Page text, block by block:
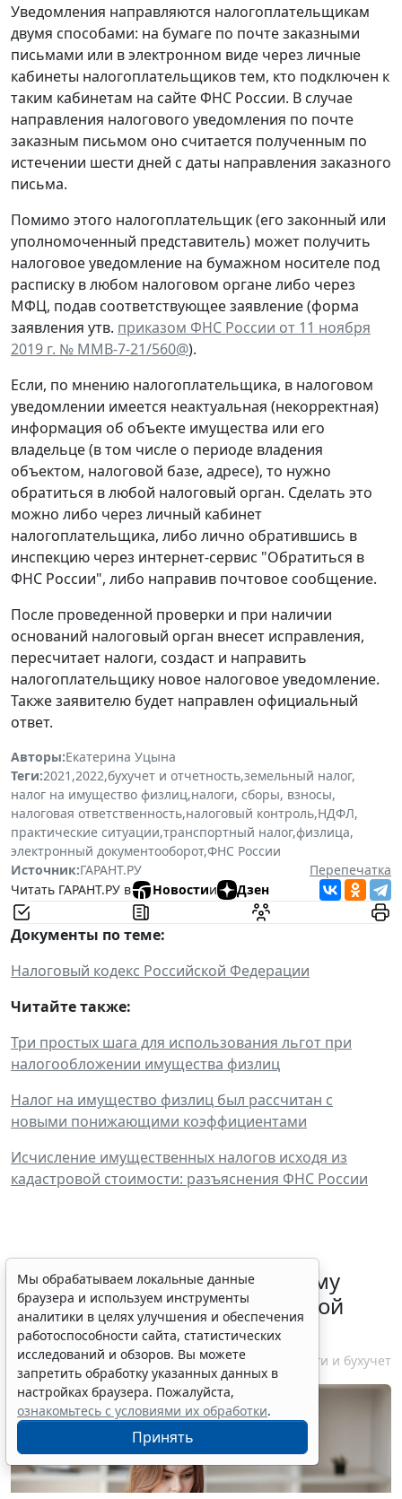
Уведомления направляются налогоплательщикам
двумя способами: на бумаге по почте заказными
письмами или в электронном виде через личные
кабинеты налогоплательщиков тем, кто подключен к
таким кабинетам на сайте ФНС России. В случае
направления налогового уведомления по почте
заказным письмом оно считается полученным по
истечении шести дней с даты направления заказного
письма.
Помимо этого налогоплательщик (его законный или
уполномоченный представитель) может получить
налоговое уведомление на бумажном носителе под
расписку в любом налоговом органе либо через
МФЦ, подав соответствующее заявление (форма
заявления утв. приказом ФНС России от 11 ноября
2019 г. № ММВ-7-21/560@).
Если, по мнению налогоплательщика, в налоговом
уведомлении имеется неактуальная (некорректная)
информация об объекте имущества или его
владельце (в том числе о периоде владения
объектом, налоговой базе, адресе), то нужно
обратиться в любой налоговый орган. Сделать это
можно либо через личный кабинет
налогоплательщика, либо лично обратившись в
инспекцию через интернет-сервис "Обратиться в
ФНС России", либо направив почтовое сообщение.
После проведенной проверки и при наличии
оснований налоговый орган внесет исправления,
пересчитает налоги, создаст и направить
налогоплательщику новое налоговое уведомление.
Также заявителю будет направлен официальный
ответ.
Авторы:Екатерина Уцына
Теги:2021 ,2022,бухучет и отчетность,земельный налог,
налог на имущество физлиц,налоги, сборы, взносы,
налоговая ответственность,налоговый контроль,НДФЛ,
практические ситуации,транспортный налог,физлица,
электронный документооборот,ФНС России
Источник:ГАРАНТ.РУ
Перепечатка
Читать ГАРАНТ.РУ в
Новостии Дзен
Документы по теме:
Налоговый кодекс Российской Федерации
Читайте также:
Три простых шага для использования льгот при
налогообложении имущества физлиц
Налог на имущество физлиц был рассчитан с
новыми понижающими коэффициентами
Исчисление имущественных налогов исходя из
кадастровой стоимости: разъяснения ФНС России
ФНС России рассказала малому
бизнесу о порядке упрощенной
ликвидации компании
7 августа 2026 18:16 Налоги и бухучет
Мы обрабатываем локальные данные
браузера и используем инструменты
аналитики в целях улучшения и обеспечения
работоспособности сайта, статистических
исследований и обзоров. Вы можете
запретить обработку указанных данных в
настройках браузера. Пожалуйста,
ознакомьтесь с условиями их обработки.
Принять